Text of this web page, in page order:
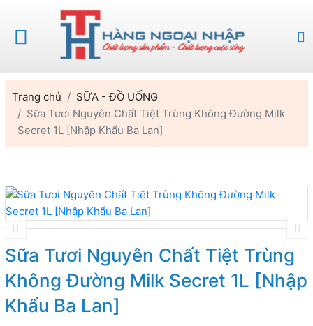
Trang chủ
SỮA - ĐỒ UỐNG
Sữa Tươi Nguyên Chất Tiệt Trùng Không Đường Milk
Secret 1L [Nhập Khẩu Ba Lan]
Sữa Tươi Nguyên Chất Tiệt Trùng
Không Đường Milk Secret 1L [Nhập
Khẩu Ba Lan]